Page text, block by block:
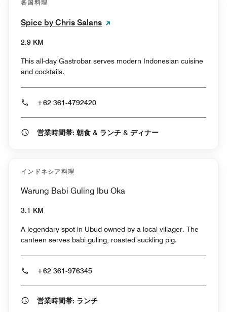
各国料理
Spice by Chris Salans
2.9 KM
This all-day Gastrobar serves modern Indonesian cuisine
and cocktails.
+62 361-4792420
営業時間帯: 朝食 & ランチ & ディナー
インドネシア料理
Warung Babi Guling Ibu Oka
3.1 KM
A legendary spot in Ubud owned by a local villager. The
canteen serves babi guling, roasted suckling pig.
+62 361-976345
営業時間帯: ランチ